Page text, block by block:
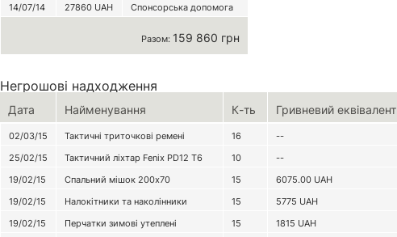
14/07/14
27860 UAH Спонсорська допомога
Разом: 159 860 грн
Негрошові надходження
Дата Найменування К-ть Гривневий еквівалент
02/03/15 Тактичні триточкові ремені 16 --
25/02/15
Тактичний ліхтар Fenix PD12 T6 10 --
19/02/15
Спальний мішок 200х70 15 6075.00 UAH
19/02/15
Налокітники та наколінники 15 5775 UAH
19/02/15
Перчатки зимові утеплені 15 1815 UAH